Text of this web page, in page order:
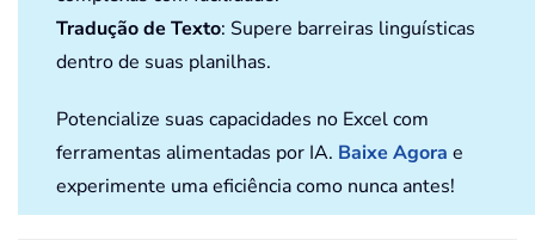
Tradução de Texto: Supere barreiras linguísticas
dentro de suas planilhas.
Potencialize suas capacidades no Excel com
ferramentas alimentadas por IA. Baixe Agora e
experimente uma eficiência como nunca antes!